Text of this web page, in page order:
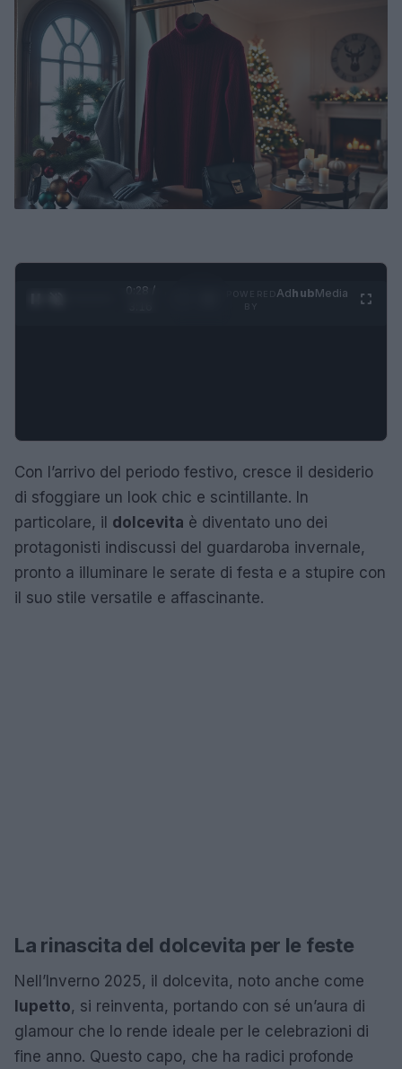
0:29 /
AdhubMedia
Con l’arrivo del periodo festivo, cresce il desiderio
di sfoggiare un look chic e scintillante. In
particolare, il dolcevita è diventato uno dei
protagonisti indiscussi del guardaroba invernale,
pronto a illuminare le serate di festa e a stupire con
il suo stile versatile e affascinante.
La rinascita del dolcevita per le feste
Nell’Inverno 2025, il dolcevita, noto anche come
lupetto, si reinventa, portando con sé un’aura di
glamour che lo rende ideale per le celebrazioni di
fine anno. Questo capo, che ha radici profonde